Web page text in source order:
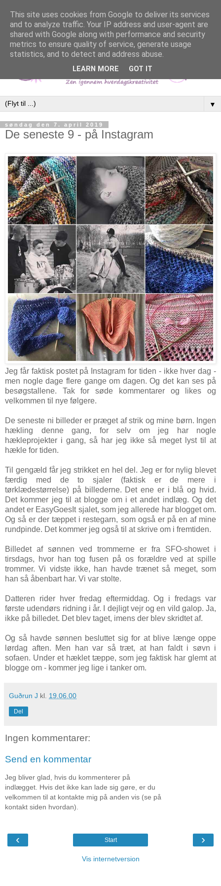
▼
søndag den 7. april 2019
De seneste 9 - på Instagram
Jeg får faktisk postet på Instagram for tiden - ikke hver dag -
men nogle dage flere gange om dagen. Og det kan ses på
besøgstallene. Tak for søde kommentarer og likes og
velkommen til nye følgere.
De seneste ni billeder er præget af strik og mine børn. Ingen
hækling denne gang, for selv om jeg har nogle
hækleprojekter i gang, så har jeg ikke så meget lyst til at
hækle for tiden.
Til gengæld får jeg strikket en hel del. Jeg er for nylig blevet
færdig med de to sjaler (faktisk er de mere i
tørklædestørrelse) på billederne. Det ene er i blå og hvid.
Det kommer jeg til at blogge om i et andet indlæg. Og det
andet er EasyGoesIt sjalet, som jeg allerede har blogget om.
Og så er der tæppet i restegarn, som også er på en af mine
rundpinde. Det kommer jeg også til at skrive om i fremtiden.
Billedet af sønnen ved trommerne er fra SFO-showet i
tirsdags, hvor han tog fusen på os forældre ved at spille
trommer. Vi vidste ikke, han havde trænet så meget, som
han så åbenbart har. Vi var stolte.
Datteren rider hver fredag eftermiddag. Og i fredags var
første udendørs ridning i år. I dejligt vejr og en vild galop. Ja,
ikke på billedet. Det blev taget, imens der blev skridtet af.
Og så havde sønnen besluttet sig for at blive længe oppe
lørdag aften. Men han var så træt, at han faldt i søvn i
sofaen. Under et hæklet tæppe, som jeg faktisk har glemt at
blogge om - kommer jeg lige i tanker om.
Guðrun J kl. 19.06.00
Del
Ingen kommentarer:
Send en kommentar
Jeg bliver glad, hvis du kommenterer på
indlægget. Hvis det ikke kan lade sig gøre, er du
velkommen til at kontakte mig på anden vis (se på
kontakt siden hvordan).
‹ ›
Start
Vis internetversion
This site uses cookies from Google to deliver its services
and to analyze traffic. Your IP address and user-agent are
shared with Google along with performance and security
metrics to ensure quality of service, generate usage
statistics, and to detect and address abuse.
LEARN MORE GOT IT